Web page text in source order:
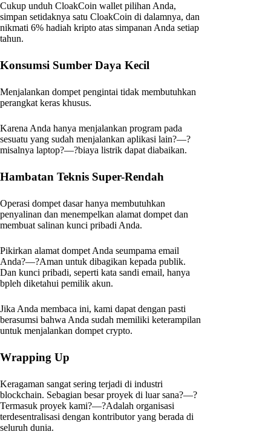
Cukup unduh CloakCoin wallet pilihan Anda,
simpan setidaknya satu CloakCoin di dalamnya, dan
nikmati 6% hadiah kripto atas simpanan Anda setiap
tahun.
Konsumsi Sumber Daya Kecil
Menjalankan dompet pengintai tidak membutuhkan
perangkat keras khusus.
Karena Anda hanya menjalankan program pada
sesuatu yang sudah menjalankan aplikasi lain?—?
misalnya laptop?—?biaya listrik dapat diabaikan.
Hambatan Teknis Super-Rendah
Operasi dompet dasar hanya membutuhkan
penyalinan dan menempelkan alamat dompet dan
membuat salinan kunci pribadi Anda.
Pikirkan alamat dompet Anda seumpama email
Anda?—?Aman untuk dibagikan kepada publik.
Dan kunci pribadi, seperti kata sandi email, hanya
bpleh diketahui pemilik akun.
Jika Anda membaca ini, kami dapat dengan pasti
berasumsi bahwa Anda sudah memiliki keterampilan
untuk menjalankan dompet crypto.
Wrapping Up
Keragaman sangat sering terjadi di industri
blockchain. Sebagian besar proyek di luar sana?—?
Termasuk proyek kami?—?Adalah organisasi
terdesentralisasi dengan kontributor yang berada di
seluruh dunia.